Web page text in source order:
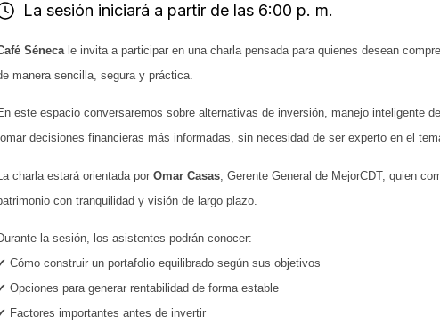
La sesión iniciará a partir de las 6:00 p. m.
Sénecale invita a participar en una charla pensada para quienes desean
manera sencilla, segura y práctica.
este espacio conversaremos sobre alternativas de inversión, manejo inteligente
decisiones financieras más informadas, sin necesidad de ser experto en el
La charla estará orientada porOmar Casas , Gerente General de MejorCDT, quien
con tranquilidad y visión de largo plazo.
la sesión, los asistentes podrán conocer:
Cómo construir un portafolio equilibrado según sus objetivos
Opciones para generar rentabilidad de forma estable
Factores importantes antes de invertir